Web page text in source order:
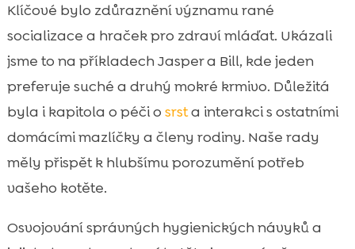
Klíčové bylo zdůraznění významu rané
socializace a hraček pro zdraví mláďat. Ukázali
jsme to na příkladech Jasper a Bill, kde jeden
preferuje suché a druhý mokré krmivo. Důležitá
byla i kapitola o péči o srsta interakci s ostatními
domácími mazlíčky a členy rodiny. Naše rady
měly přispět k hlubšímu porozumění potřeb
vašeho kotěte.
Osvojování správných hygienických návyků a